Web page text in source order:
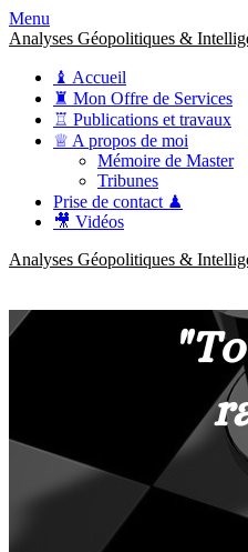
Menu
Analyses Géopolitiques &
♝ Accueil
♜ Mon Offre de Services
♖ Publications et travaux
♕ A propos de moi
Mémoire de Master
Tribunes
Prise de contact ♟
🎥 Vidéos
Analyses Géopolitiques &